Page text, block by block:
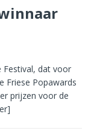
Festival, dat voor
Friese Popawards
prijzen voor de